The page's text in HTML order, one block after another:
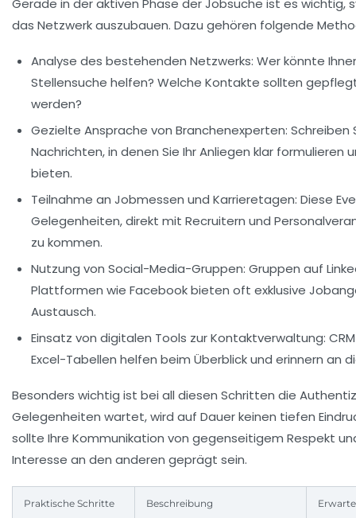
Gerade in der aktiven Phase der Jobsuche ist es wichtig,
das Netzwerk auszubauen. Dazu gehören folgende
Analyse des bestehenden Netzwerks: Wer könnte
Stellensuche helfen? Welche Kontakte sollten
werden?
Gezielte Ansprache von Branchenexperten: Schreiben
Nachrichten, in denen Sie Ihr Anliegen klar formulieren
bieten.
Teilnahme an Jobmessen und Karrieretagen: Diese
Gelegenheiten, direkt mit Recruitern und
zu kommen.
Nutzung von Social-Media-Gruppen: Gruppen auf
Plattformen wie Facebookbieten oft exklusive
Austausch.
Einsatz von digitalen Tools zur Kontaktverwaltung:
Excel-Tabellen helfen beim Überblick und erinnern an
Besonders wichtig ist bei all diesen Schritten die
Gelegenheiten wartet, wird auf Dauer keinen tiefen
sollte Ihre Kommunikation von gegenseitigem Respekt
Interesse an den anderen geprägt sein.
Praktische Schritte Beschreibung